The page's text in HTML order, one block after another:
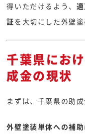
得いただけるよう、
証を大切にした外壁
千葉県にお
成金の現状
まずは、千葉県の助
外壁塗装単体への補